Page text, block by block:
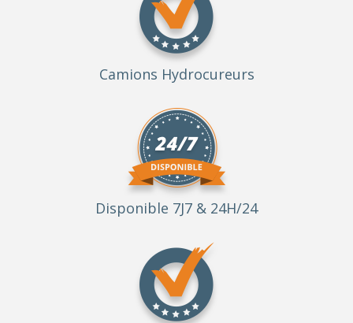
Camions Hydrocureurs
Disponible 7J7 & 24H/24